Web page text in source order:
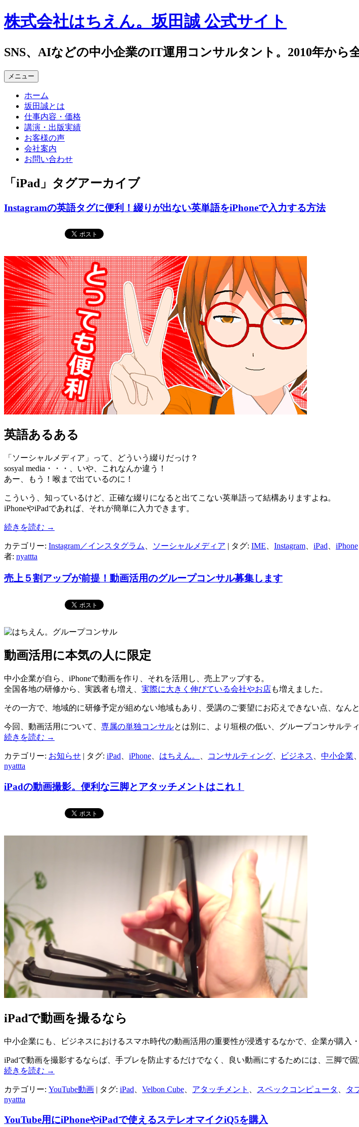
コ
ン
ン
ツ
へ
ス
株式会社はちえん。坂田誠 公式サイト
SNS、AIなどの中小企業のIT運用コンサルタント。2010年から
メニュー
ホーム
坂田誠とは
仕事内容・価格
講演・出版実績
お客様の声
会社案内
お問い合わせ
「 iPad 」タグアーカイブ
Instagramの英語タグに便利！綴りが出ない英単語をiPhoneで入力する方法
英語あるある
「ソーシャルメディア」って、どういう綴りだっけ？
sosyal media・・・、いや、これなんか違う！
あー、もう！喉まで出ているのに！
こういう、知っているけど、正確な綴りになると出てこない英単語って結構ありますよね。
iPhoneやiPadであれば、それが簡単に入力できます。
続きを読む →
カテゴリー: Instagram／インスタグラム ソーシャルメディア | タグ: IME Instagram iPad iPhone
者: nyattta
売上５割アップが前提！動画活用のグループコンサル募集します
動画活用に本気の人に限定
中小企業が自ら、iPhoneで動画を作り、それを活用し、売上アップする。
全国各地の研修から、実践者も増え、 実際に大きく伸びている会社やお店も増えました。
その一方で、地域的に研修予定が組めない地域もあり、受講のご要望にお応えできない点、なん
今回、動画活用について、 専属の単独コンサルとは別に、より垣根の低い、グループコンサルテ
続きを読む →
カテゴリー: お知らせ | タグ: iPad iPhone はちえん。 コンサルティング ビジネス 中小企業
nyattta
iPadの動画撮影。便利な三脚とアタッチメントはこれ！
iPadで動画を撮るなら
中小企業にも、ビジネスにおけるスマホ時代の動画活用の重要性が浸透するなかで、企業が購入
iPadで動画を撮影するならば、手ブレを防止するだけでなく、良い動画にするためには、三脚で
続きを読む →
カテゴリー: YouTube動画 | タグ: iPad Velbon Cube アタッチメント スペックコンピュータ タ
nyattta
YouTube用にiPhoneやiPadで使えるステレオマイクiQ5を購入